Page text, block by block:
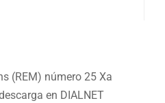
(REM) número 25 Xa
en DIALNET